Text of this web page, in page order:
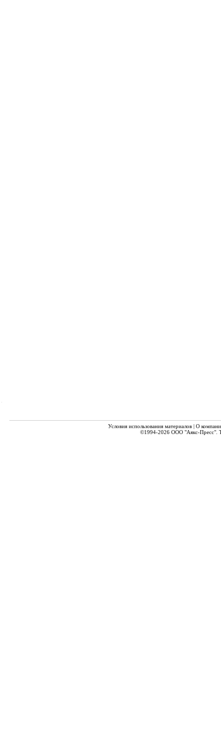
Условия использования материалов| О
©1994-2026 ООО "Аякс-Пресс".